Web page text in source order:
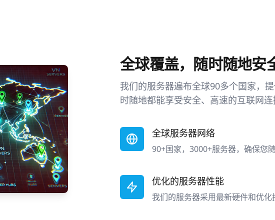
全球覆盖，随时随地安
我们的服务器遍布全球90多个国家，
时随地都能享受安全、高速的互联网连
全球服务器网络
90+国家，3000+服务器，确保您
优化的服务器性能
我们的服务器采用最新硬件和优化